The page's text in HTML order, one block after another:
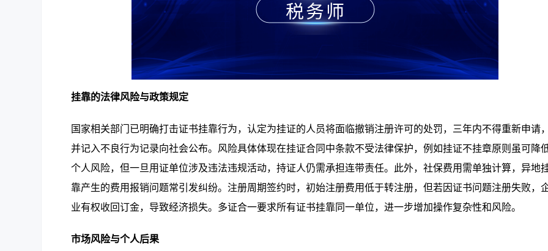
挂靠的法律风险与政策规定
国家相关部门已明确打击证书挂靠行为，认定为挂证的人员将面临撤销注册许可的处罚，三年内不得重新申请，
并记入不良行为记录向社会公布。风险具体体现在挂证合同中条款不受法律保护，例如挂证不挂章原则虽可降
个人风险，但一旦用证单位涉及违法违规活动，持证人仍需承担连带责任。此外，社保费用需单独计算，异地
靠产生的费用报销问题常引发纠纷。注册周期签约时，初始注册费用低于转注册，但若因证书问题注册失败，
业有权收回订金，导致经济损失。多证合一要求所有证书挂靠同一单位，进一步增加操作复杂性和风险。
市场风险与个人后果